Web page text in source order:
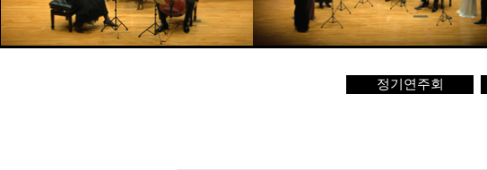
정기연주회